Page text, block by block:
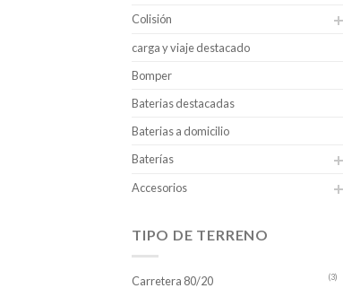
Colisión
carga y viaje destacado
Bomper
Baterias destacadas
Baterias a domicilio
Baterías
Accesorios
TIPO DE TERRENO
Carretera 80/20 (3)